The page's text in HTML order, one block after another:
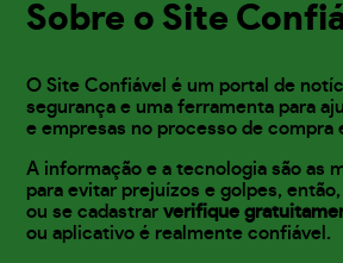
Sobre o Site
O Site Confiável é um portal de
segurança e uma ferramenta para
e empresas no processo de compra
A informação e a tecnologia são as
para evitar prejuízos e golpes,
ou se cadastrarverifique
ou aplicativo é realmente confiável.